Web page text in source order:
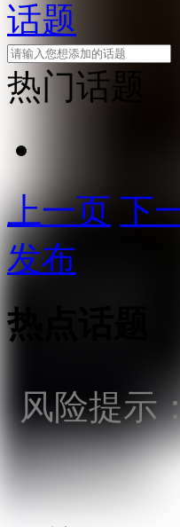
话题
热门话题
上一页 下
发布
热点话题
风险提示